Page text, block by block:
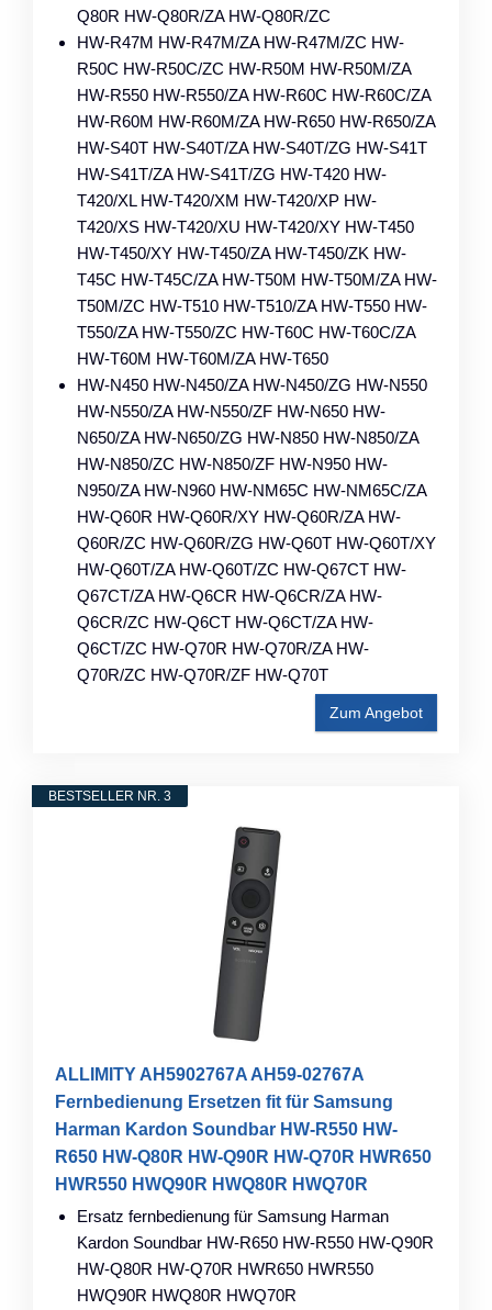
Q80R HW-Q80R/ZA HW-Q80R/ZC
HW-R47M HW-R47M/ZA HW-R47M/ZC HW-
R50C HW-R50C/ZC HW-R50M HW-R50M/ZA
HW-R550 HW-R550/ZA HW-R60C HW-R60C/ZA
HW-R60M HW-R60M/ZA HW-R650 HW-R650/ZA
HW-S40T HW-S40T/ZA HW-S40T/ZG HW-S41T
HW-S41T/ZA HW-S41T/ZG HW-T420 HW-
T420/XL HW-T420/XM HW-T420/XP HW-
T420/XS HW-T420/XU HW-T420/XY HW-T450
HW-T450/XY HW-T450/ZA HW-T450/ZK HW-
T45C HW-T45C/ZA HW-T50M HW-T50M/ZA HW-
T50M/ZC HW-T510 HW-T510/ZA HW-T550 HW-
T550/ZA HW-T550/ZC HW-T60C HW-T60C/ZA
HW-T60M HW-T60M/ZA HW-T650
HW-N450 HW-N450/ZA HW-N450/ZG HW-N550
HW-N550/ZA HW-N550/ZF HW-N650 HW-
N650/ZA HW-N650/ZG HW-N850 HW-N850/ZA
HW-N850/ZC HW-N850/ZF HW-N950 HW-
N950/ZA HW-N960 HW-NM65C HW-NM65C/ZA
HW-Q60R HW-Q60R/XY HW-Q60R/ZA HW-
Q60R/ZC HW-Q60R/ZG HW-Q60T HW-Q60T/XY
HW-Q60T/ZA HW-Q60T/ZC HW-Q67CT HW-
Q67CT/ZA HW-Q6CR HW-Q6CR/ZA HW-
Q6CR/ZC HW-Q6CT HW-Q6CT/ZA HW-
Q6CT/ZC HW-Q70R HW-Q70R/ZA HW-
Q70R/ZC HW-Q70R/ZF HW-Q70T
Zum Angebot
BESTSELLER NR. 3
ALLIMITY AH5902767A AH59-02767A
Fernbedienung Ersetzen fit für Samsung
Harman Kardon Soundbar HW-R550 HW-
R650 HW-Q80R HW-Q90R HW-Q70R HWR650
HWR550 HWQ90R HWQ80R HWQ70R
Ersatz fernbedienung für Samsung Harman
Kardon Soundbar HW-R650 HW-R550 HW-Q90R
HW-Q80R HW-Q70R HWR650 HWR550
HWQ90R HWQ80R HWQ70R